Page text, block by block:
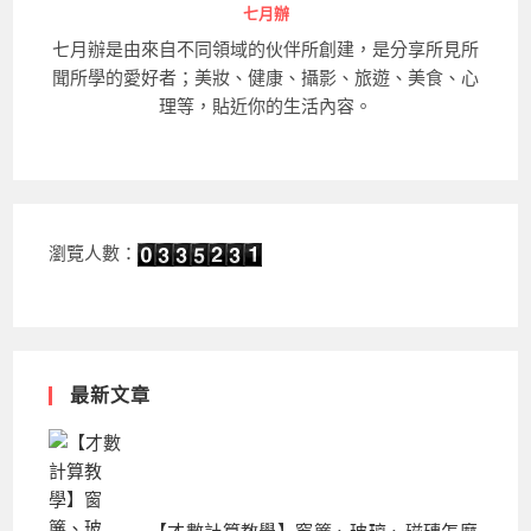
七月辦
七月辦是由來自不同領域的伙伴所創建，是分享所見所
聞所學的愛好者；美妝、健康、攝影、旅遊、美食、心
理等，貼近你的生活內容。
瀏覽人數：
最新文章